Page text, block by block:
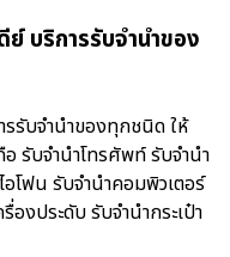
บริการรับจำนำของ
รรับจำนำของทุกชนิด ให้
รับจำนำโทรศัพท์ รับจำนำ
อโฟน รับจำนำคอมพิวเตอร์
องประดับ รับจำนำกระเป๋า